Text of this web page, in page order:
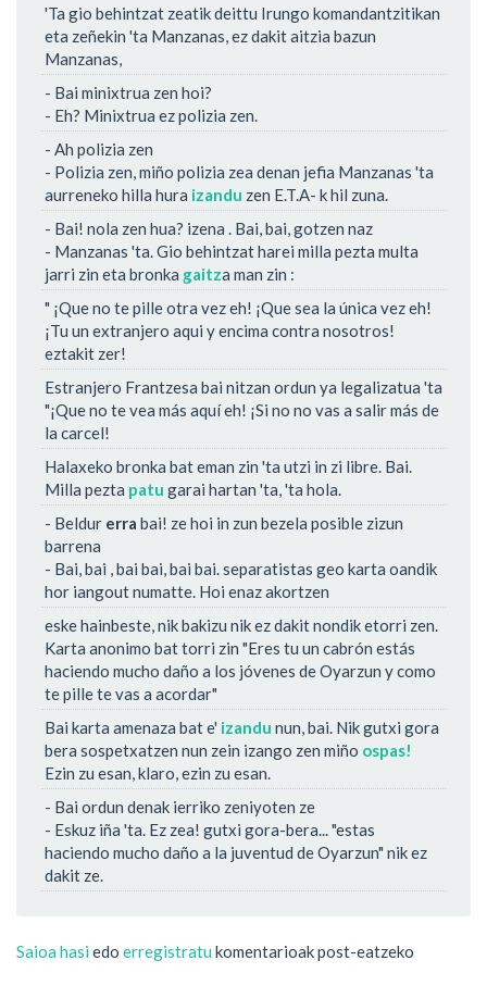
'Ta gio behintzat zeatik deittu Irungo komandantzitikan
eta zeñekin 'ta Manzanas, ez dakit aitzia bazun
Manzanas,
- Bai minixtrua zen hoi?
- Eh? Minixtrua ez polizia zen.
- Ah polizia zen
- Polizia zen, miño polizia zea denan jefia Manzanas 'ta
aurreneko hilla hura izandu zen E.T.A- k hil zuna.
- Bai! nola zen hua? izena . Bai, bai, gotzen naz
- Manzanas 'ta. Gio behintzat harei milla pezta multa
jarri zin eta bronka gaitza man zin :
" ¡Que no te pille otra vez eh! ¡Que sea la única vez eh!
¡Tu un extranjero aqui y encima contra nosotros!
eztakit zer!
Estranjero Frantzesa bai nitzan ordun ya legalizatua 'ta
"¡Que no te vea más aquí eh! ¡Si no no vas a salir más de
la carcel!
Halaxeko bronka bat eman zin 'ta utzi in zi libre. Bai.
Milla pezta patu garai hartan 'ta, 'ta hola.
- Beldur erra bai! ze hoi in zun bezela posible zizun
barrena
- Bai, bai , bai bai, bai bai. separatistas geo karta oandik
hor iangout numatte. Hoi enaz akortzen
eske hainbeste, nik bakizu nik ez dakit nondik etorri zen.
Karta anonimo bat torri zin "Eres tu un cabrón estás
haciendo mucho daño a los jóvenes de Oyarzun y como
te pille te vas a acordar"
Bai karta amenaza bat e' izandu nun, bai. Nik gutxi gora
bera sospetxatzen nun zein izango zen miño ospas!
Ezin zu esan, klaro, ezin zu esan.
- Bai ordun denak ierriko zeniyoten ze
- Eskuz iña 'ta. Ez zea! gutxi gora-bera... "estas
haciendo mucho daño a la juventud de Oyarzun" nik ez
dakit ze.
Saioa hasi edo erregistratu komentarioak post-eatzeko